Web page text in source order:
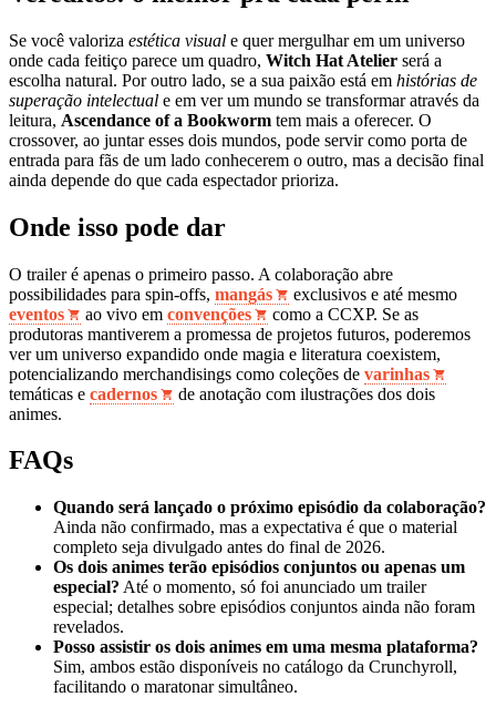
Se você valoriza estética visual e quer mergulhar em um universo
onde cada feitiço parece um quadro, Witch Hat Atelier será a
escolha natural. Por outro lado, se a sua paixão está em histórias de
superação intelectual e em ver um mundo se transformar através da
leitura, Ascendance of a Bookworm tem mais a oferecer. O
crossover, ao juntar esses dois mundos, pode servir como porta de
entrada para fãs de um lado conhecerem o outro, mas a decisão final
ainda depende do que cada espectador prioriza.
Onde isso pode dar
O trailer é apenas o primeiro passo. A colaboração abre
possibilidades para spin‑offs, mangás
exclusivos e até mesmo
eventos
ao vivo em convenções
como a CCXP. Se as
produtoras mantiverem a promessa de projetos futuros, poderemos
ver um universo expandido onde magia e literatura coexistem,
potencializando merchandisings como coleções de varinhas
temáticas e cadernos
de anotação com ilustrações dos dois
animes.
FAQs
Quando será lançado o próximo episódio da colaboração?
Ainda não confirmado, mas a expectativa é que o material
completo seja divulgado antes do final de 2026.
Os dois animes terão episódios conjuntos ou apenas um
especial? Até o momento, só foi anunciado um trailer
especial; detalhes sobre episódios conjuntos ainda não foram
revelados.
Posso assistir os dois animes em uma mesma plataforma?
Sim, ambos estão disponíveis no catálogo da Crunchyroll,
facilitando o maratonar simultâneo.